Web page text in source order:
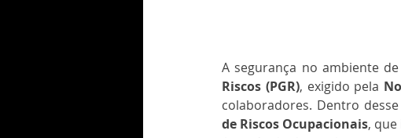
A segurança no ambiente
Riscos (PGR), exigido pela
colaboradores. Dentro
de Riscos Ocupacionais,